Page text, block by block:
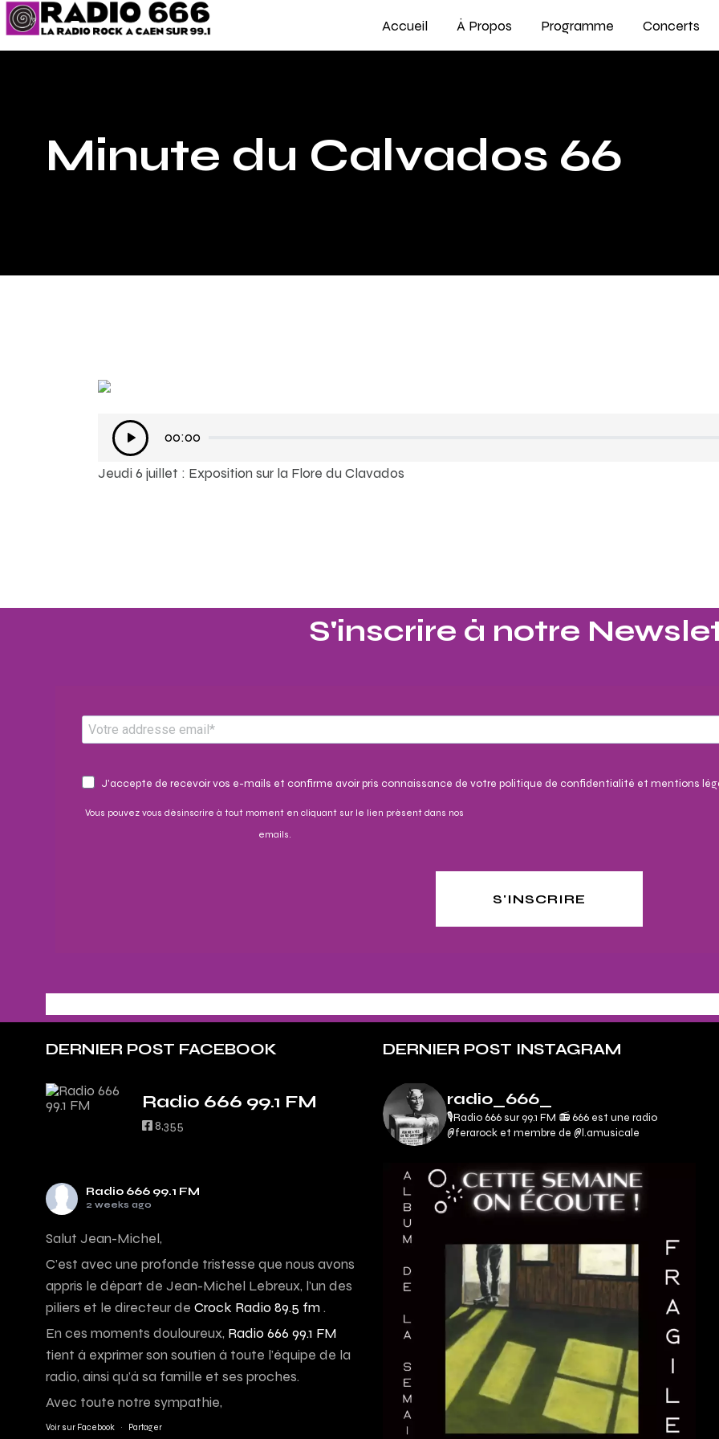
Accueil À Propos Programme Concerts
Minute du Calvados 66
Lecteur
audio
00:00
Jeudi 6 juillet : Exposition sur la Flore du Clavados
S'inscrire à notre
J'accepte de recevoir vos e-mails et confirme avoir pris connaissance de votre politique de confidentialité et mentions
Vous pouvez vous désinscrire à tout moment en cliquant sur le lien présent dans nos
emails.
S'INSCRIRE
DERNIER POST FACEBOOK
Radio 666 99.1 FM
8,355
Radio 666 99.1 FM
2 weeks ago
Salut Jean-Michel,
C’est avec une profonde tristesse que nous avons
appris le départ de Jean-Michel Lebreux, l’un des
piliers et le directeur de Crock Radio 89.5 fm.
En ces moments douloureux, Radio 666 99.1 FM
tient à exprimer son soutien à toute l’équipe de la
radio, ainsi qu’à sa famille et ses proches.
Avec toute notre sympathie,
Voir sur Facebook · Partager
DERNIER POST INSTAGRAM
radio_666_
🎙Radio 666 sur 99.1 FM 📻666 est une radio
@ferarock et membre de @l.amusicale